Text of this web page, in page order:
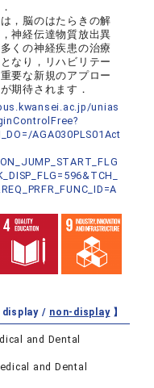
，脳のはたらきの解
神経伝達物質放出異
くの神経疾患の治療
なり，リハビリテー
要な新規のアプロー
期待されます．
unias
AGA030PLS01Act
display / non-display】
and Dental
and Dental